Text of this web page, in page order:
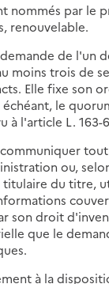
nommés par le
renouvelable.
de l'un
moins trois de
Elle fixe son
le
à l'article L. 163-6
ou,
du titre,
son droit
que le
à la